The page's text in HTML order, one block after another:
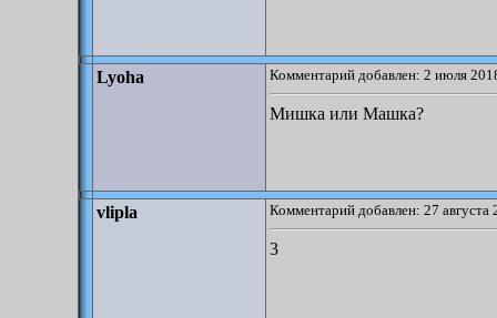
Lyoha Комментарий добавлен: 2 июля
Мишка или Машка?
vlipla Комментарий добавлен: 27 августа
3